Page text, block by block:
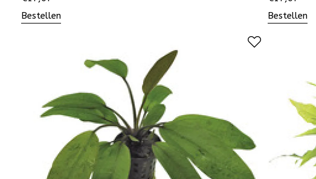
Bestellen
Bestellen